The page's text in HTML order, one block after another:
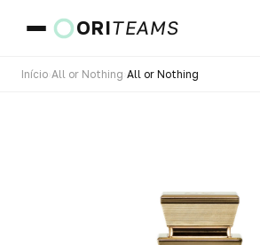
ORITEAMS
Início All or Nothing All or Nothing